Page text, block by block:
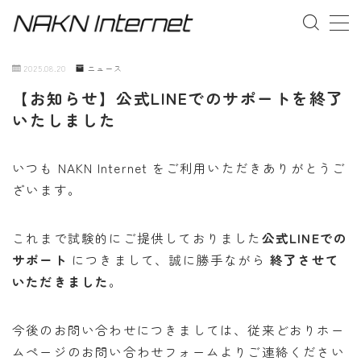
MENU
事業概要
2025.08.20 ニュース
【お知らせ】公式LINEでのサポートを終了
いたしました
いつも NAKN Internet をご利用いただきありがとうご
ざいます。
これまで試験的にご提供しておりました公式LINEでの
サポート につきまして、誠に勝手ながら終了させて
いただきました。
今後のお問い合わせにつきましては、従来どおりホー
ムページのお問い合わせフォームよりご連絡ください